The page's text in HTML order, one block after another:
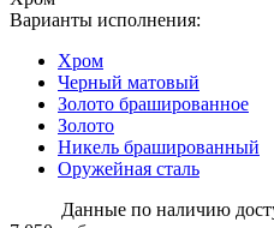
Варианты исполнения:
Хром
Черный матовый
Золото брашированное
Золото
Никель брашированный
Оружейная сталь
Данные по наличию